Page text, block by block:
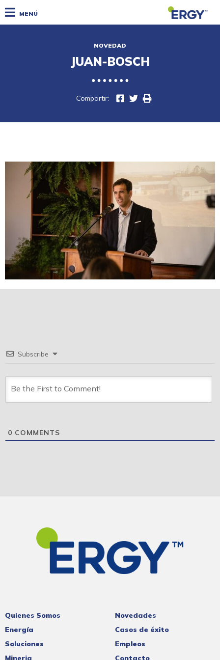
MENÚ
NOVEDAD
JUAN-BOSCH
Compartir:
Subscribe
0 COMMENTS
Quienes Somos
Energía
Soluciones
Mineria
Novedades
Casos de éxito
Empleos
Contacto